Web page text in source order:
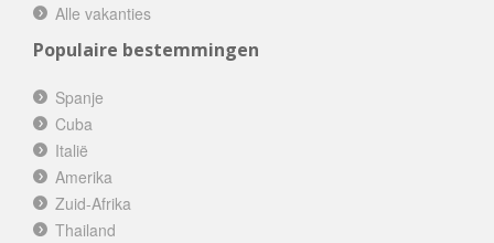
Alle vakanties
Populaire bestemmingen
Spanje
Cuba
Italië
Amerika
Zuid-Afrika
Thailand